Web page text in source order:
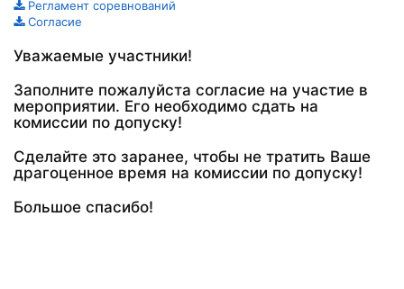
Регламент соревнований
Согласие
Уважаемые участники!
Заполните пожалуйста согласие на участие в
мероприятии. Его необходимо сдать на
комиссии по допуску!
Сделайте это заранее, чтобы не тратить Ваше
драгоценное время на комиссии по допуску!
Большое спасибо!